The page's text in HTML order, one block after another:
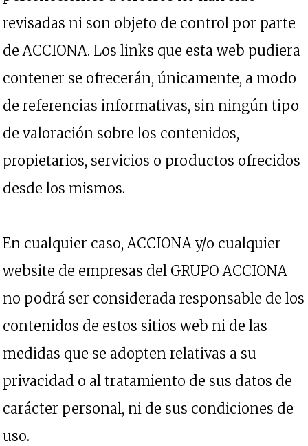
revisadas ni son objeto de control por parte
de ACCIONA. Los links que esta web pudiera
contener se ofrecerán, únicamente, a modo
de referencias informativas, sin ningún tipo
de valoración sobre los contenidos,
propietarios, servicios o productos ofrecidos
desde los mismos.
En cualquier caso, ACCIONA y/o cualquier
website de empresas del GRUPO ACCIONA
no podrá ser considerada responsable de los
contenidos de estos sitios web ni de las
medidas que se adopten relativas a su
privacidad o al tratamiento de sus datos de
carácter personal, ni de sus condiciones de
uso.